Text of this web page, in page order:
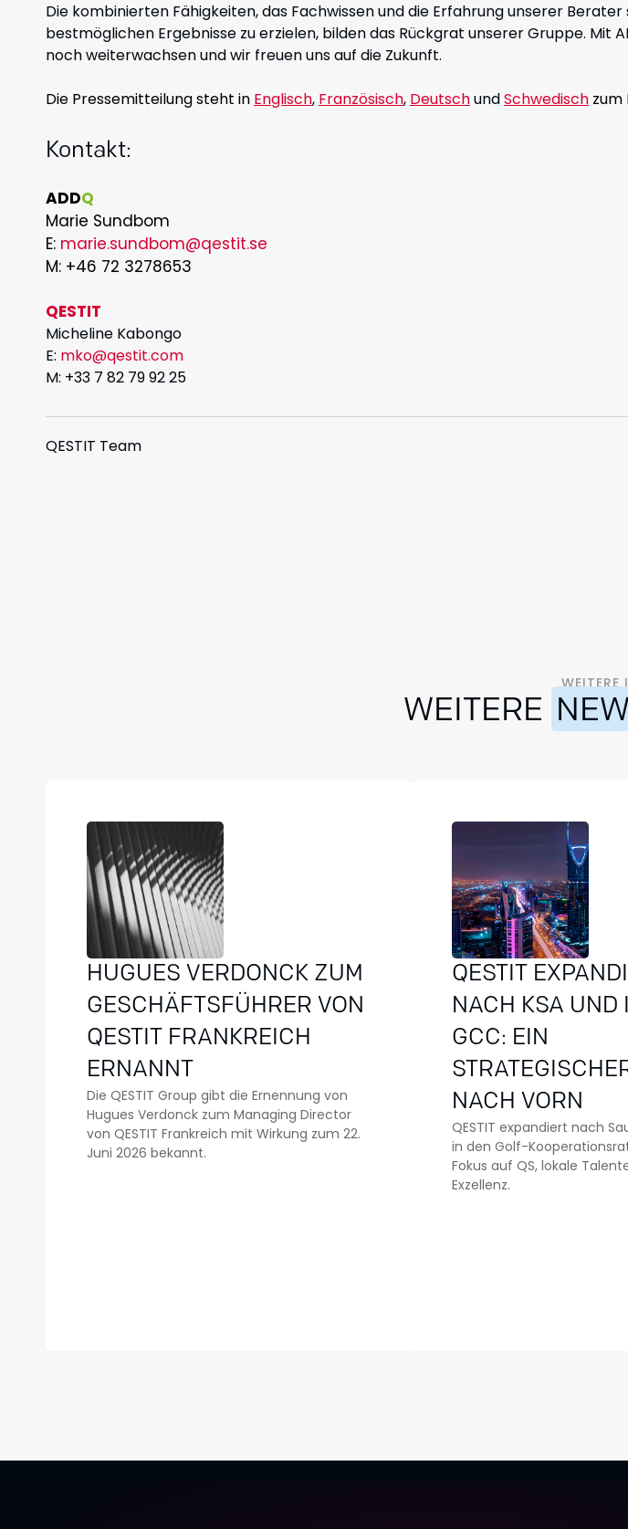
Die kombinierten Fähigkeiten, das Fachwissen und die Erfahrung unserer
bestmöglichen Ergebnisse zu erzielen, bilden das Rückgrat unserer Gruppe. Mit
noch weiterwachsen und wir freuen uns auf die Zukunft.
Die Pressemitteilung steht in Englisch, Französisch, DeutschundSchwedisch zum
Kontakt:
ADDQ
Marie Sundbom
E: marie.sundbom@qestit.se
M: +46 72 3278653
QESTIT
Micheline Kabongo
E: mko@qestit.com
M: +33 7 82 79 92 25
QESTIT Team
WEITERE
WEITERE
HUGUES VERDONCK ZUM
GESCHÄFTSFÜHRER VON
QESTIT FRANKREICH
ERNANNT
Die QESTIT Group gibt die Ernennung von
Hugues Verdonck zum Managing Director
von QESTIT Frankreich mit Wirkung zum 22.
Juni 2026 bekannt.
QESTIT
NACH KSA UND
GCC: EIN
NACH VORN
QESTIT expandiert nach
in den Golf-
Fokus auf QS, lokale
Exzellenz.